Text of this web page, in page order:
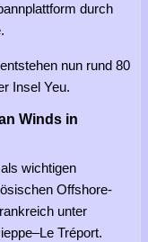
durch
nun rund 80
Insel Yeu.
Winds in
wichtigen
Offshore-
unter
Tréport.